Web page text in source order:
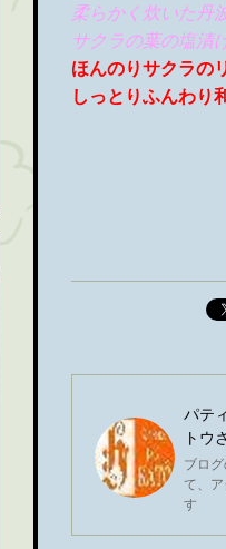
柔らかく炊いた丹
サクラの葉の塩漬
ほんのりサクラの
しっとりふんわり
パテ
トウ
ブロ
て、
す